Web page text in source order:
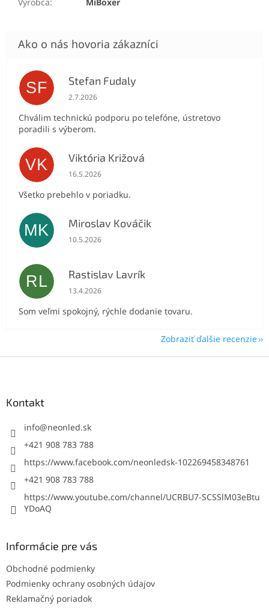
SF Stefan Fudaly
Hodnotenie obchodu je 5 z 5 hviezdičiek.
2.7.2026
Chválim technickú podporu po telefóne, ústretovo
poradili s výberom.
VK Viktória Križová
Hodnotenie obchodu je 5 z 5 hviezdičiek.
16.5.2026
Všetko prebehlo v poriadku.
MK Miroslav Kováčik
Hodnotenie obchodu je 5 z 5 hviezdičiek.
10.5.2026
RL Rastislav Lavrík
Hodnotenie obchodu je 5 z 5 hviezdičiek.
13.4.2026
Som veľmi spokojný, rýchle dodanie tovaru.
Zobraziť ďalšie recenzie
Kontakt
info@neonled.sk
+421 908 783 788
https://www.facebook.com/neonledsk-102269458348761
+421 908 783 788
https://www.youtube.com/channel/UCRBU7-SCSSlM03eBtu
YDoAQ
Informácie pre vás
Obchodné podmienky
Podmienky ochrany osobných údajov
Reklamačný poriadok